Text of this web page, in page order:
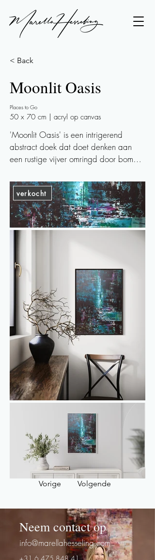
< Back
Moonlit Oasis
Places to Go
50 x 70 cm | acryl op canvas
'Moonlit Oasis' is een intrigerend
abstract doek dat doet denken aan
een rustige vijver omringd door bomen,
tinten blauw, groen en wit, met subtiele
toetsen van paars/lila geeft een kalme
en serene sfeer aan dit kunstwerk.
Het nodigt uit tot ontspanning en
brengt een vleugje natuurlijke
verkocht
Vorige Volgende
Neem contact op
info@marellahesseling.com